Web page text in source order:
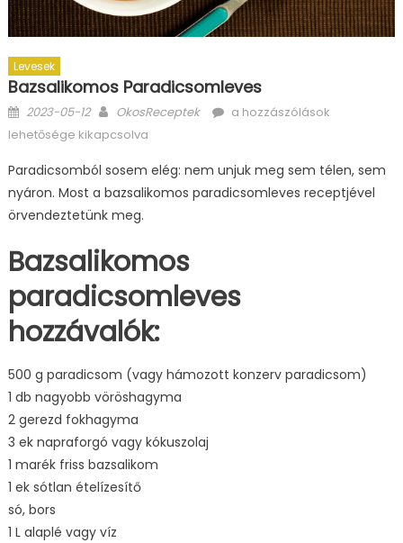
Levesek
Bazsalikomos Paradicsomleves
Posted
on
2023-05-12 Author
OkosReceptek
Bazsalikomos
a hozzászólások
lehetősége kikapcsolva
Paradicsomból sosem elég: nem unjuk meg sem télen, sem
nyáron. Most a bazsalikomos paradicsomleves receptjével
örvendeztetünk meg.
Bazsalikomos
paradicsomleves
hozzávalók:
500 g paradicsom (vagy hámozott konzerv paradicsom)
1 db nagyobb vöröshagyma
2 gerezd fokhagyma
3 ek napraforgó vagy kókuszolaj
1 marék friss bazsalikom
1 ek sótlan ételízesítő
só, bors
1 L alaplé vagy víz